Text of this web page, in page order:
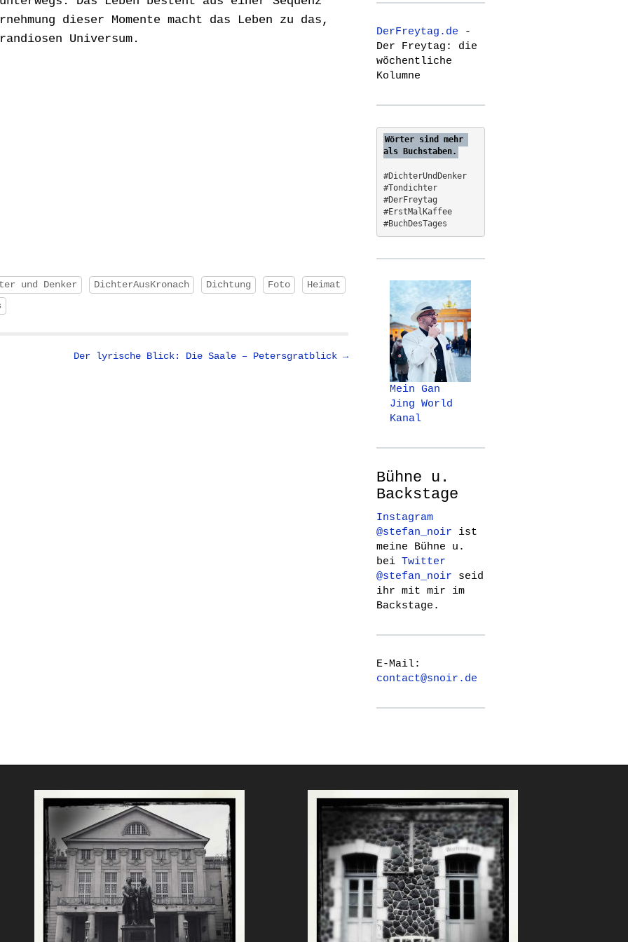
dieser Momente macht das Leben zu das,
Universum.
und Denker DichterAusKronach Dichtung Foto
Heimat
Der lyrische Blick: Die Saale – Petersgratblick →
r
h
f
o
r
DerFreytag.de -
Der Freytag: die
wöchentliche
Kolumne
Wörter sind mehr
als Buchstaben.
#DichterUndDenker
#Tondichter
#DerFreytag
#ErstMalKaffee
#BuchDesTages
Mein Gan
Jing World
Kanal
Bühne u.
Backstage
Instagram
@stefan_noir ist
meine Bühne u.
bei Twitter
@stefan_noir seid
ihr mit mir im
Backstage.
E-Mail:
contact@snoir.de